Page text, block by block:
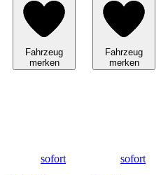
Fahrzeug
merken
Fahrzeug
merken
sofort
sofort